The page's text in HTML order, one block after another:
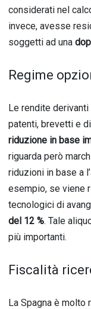
considerati nel
invece, avesse
soggetti ad una
Regime
Le rendite
patenti, brevetti e
riduzione in base
riguarda però
riduzioni in base a
esempio, se viene
tecnologici di
del 12 %. Tale
più importanti.
Fiscalità
La Spagna è molto